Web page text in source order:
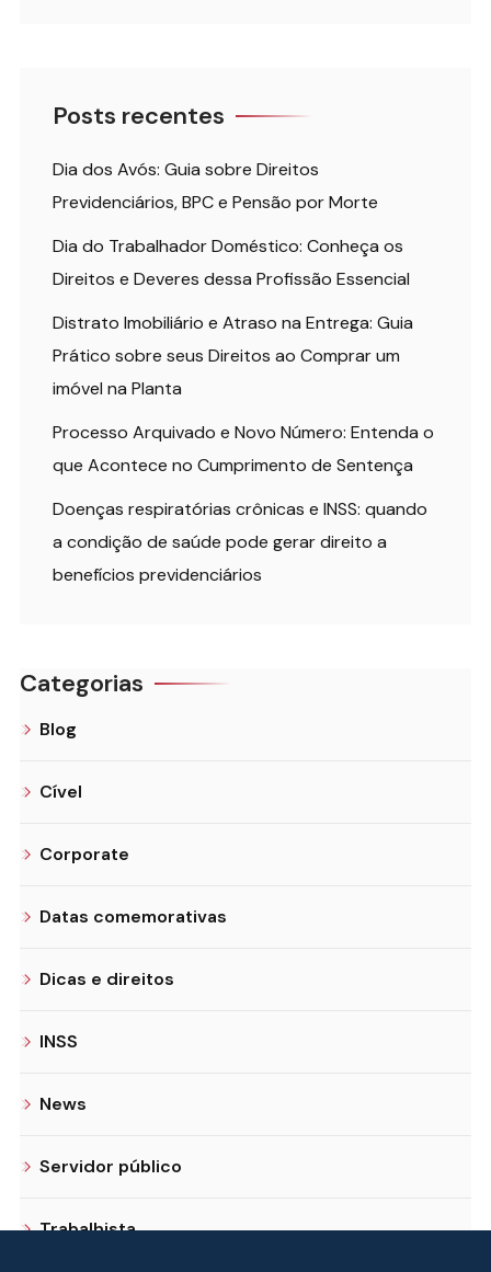
Posts recentes
Dia dos Avós: Guia sobre Direitos
Previdenciários, BPC e Pensão por Morte
Dia do Trabalhador Doméstico: Conheça os
Direitos e Deveres dessa Profissão Essencial
Distrato Imobiliário e Atraso na Entrega: Guia
Prático sobre seus Direitos ao Comprar um
imóvel na Planta
Processo Arquivado e Novo Número: Entenda o
que Acontece no Cumprimento de Sentença
Doenças respiratórias crônicas e INSS: quando
a condição de saúde pode gerar direito a
benefícios previdenciários
Categorias
Blog
Cível
Corporate
Datas comemorativas
Dicas e direitos
INSS
News
Servidor público
Trabalhista